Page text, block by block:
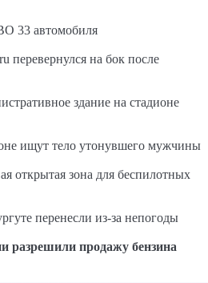
33 автомобиля
на бок после
здание на стадионе
ищут тело утонувшего мужчины
открытая зона для беспилотных
перенесли из-за непогоды
разрешили продажу бензина